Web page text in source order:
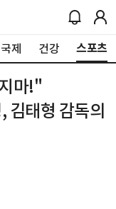
국제 건강 스포츠
마!"
김태형 감독의